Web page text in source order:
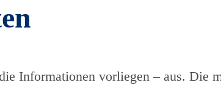
Informationen vorliegen – aus. Die